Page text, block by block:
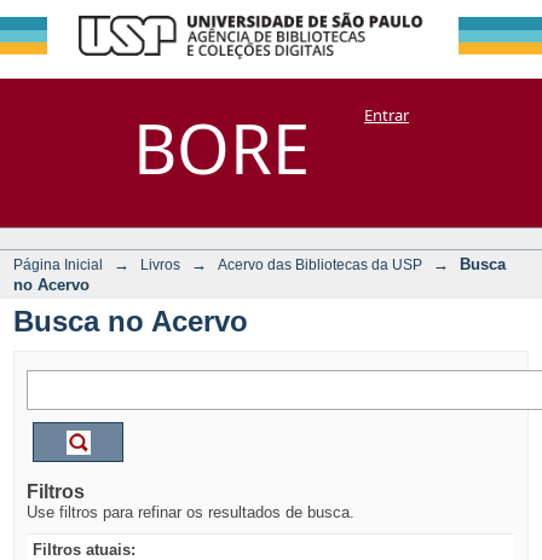
BORE
Busca no Acervo
DSpace/Manakin + CoriscoEntrar
Página Inicial → Livros → Acervo das Bibliotecas da USP →
Busca
no Acervo
Busca no Acervo
Filtros
Use filtros para refinar os resultados de busca.
Filtros atuais: